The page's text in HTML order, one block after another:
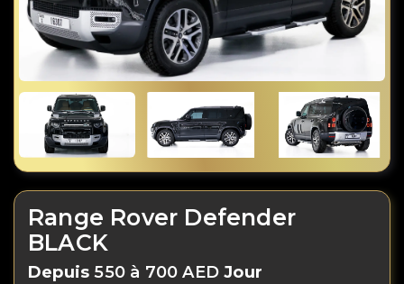
Range Rover Defender
BLACK
Depuis550 à 700 AEDJour